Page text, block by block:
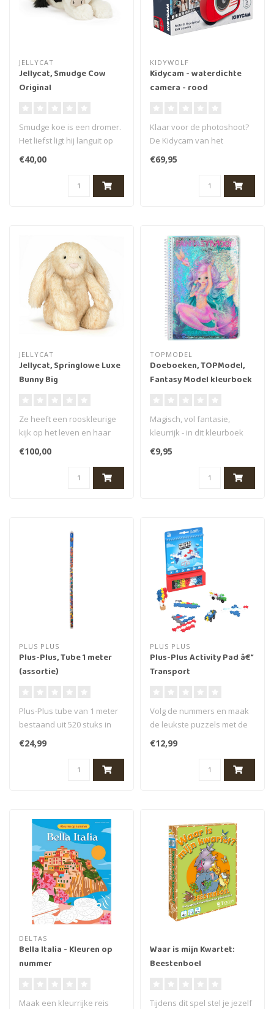
JELLYCAT
Jellycat, Smudge Cow
Original
Smudge koe is een dromer.
Het liefst ligt hij languit op
de bank, maar nog lieve..
€40,00
KIDYWOLF
Kidycam - waterdichte
camera - rood
Klaar voor de photoshoot?
De Kidycam van het
Belgische merk Kidywolf is
een wate..
€69,95
JELLYCAT
Jellycat, Springlowe Luxe
Bunny Big
Ze heeft een rooskleurige
kijk op het leven en haar
kopje is ronduit overvol. Sp..
€100,00
TOPMODEL
Doeboeken, TOPModel,
Fantasy Model kleurboek
Magisch, vol fantasie,
kleurrijk - in dit kleurboek
wordt de wereld van de
zeeme..
€9,95
PLUS PLUS
Plus-Plus, Tube 1 meter
(assortie)
Plus-Plus tube van 1 meter
bestaand ​​uit 520 stuks in
een herbruikbare, rei..
€24,99
PLUS PLUS
Plus-Plus Activity Pad â€“
Transport
Volg de nummers en maak
de leukste puzzels met de
Plus-Plus Puzzle by Number
€12,99
DELTAS
Bella Italia - Kleuren op
nummer
Maak een kleurrijke reis
Waar is mijn Kwartet:
Beestenboel
Tijdens dit spel stel je jezelf